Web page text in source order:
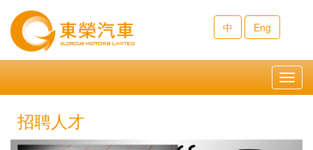
中 Eng
招聘人才